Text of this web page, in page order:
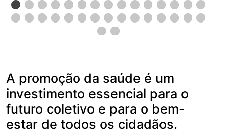
A promoção da saúde é um
investimento essencial para o
futuro coletivo e para o bem-
estar de todos os cidadãos.